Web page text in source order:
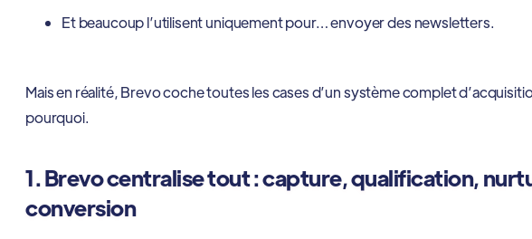
Et beaucoup l’utilisent uniquement pour… envoyer des newsletters.
Mais en réalité, Brevo coche toutes les cases d’un système complet
pourquoi.
1. Brevo centralise tout : capture, qualification,
conversion